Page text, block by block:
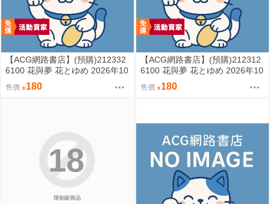
【ACG網路書店】(預購)212332
6100 花與夢 花とゆめ 2026年10
月20日號 附:多聞君 學生證風小
卡
售價 180
【ACG網路書店】(預購)212312
6100 花與夢 花とゆめ 2026年10
月5日號 附:ミユキ蜜蜂 画業20周
年紀念資料夾
售價 180
限制級商品
18